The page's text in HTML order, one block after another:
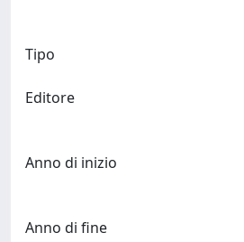
Tipo
Editore
Anno di inizio
Anno di fine